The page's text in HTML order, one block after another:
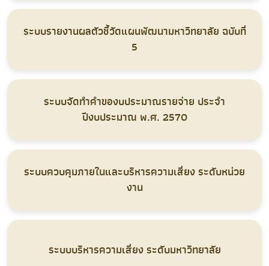
ระบบรายงานผลตัวชี้วัดแผนพัฒนามหาวิทยาลัย ฉบับที่
5
ระบบจัดทำคำของบประมาณรายจ่าย ประจำ
ปีงบประมาณ พ.ศ. 2570
ระบบควบคุมภายในและบริหารความเสี่ยง ระดับหน่วย
งาน
ระบบบริหารความเสี่ยง ระดับมหาวิทยาลัย